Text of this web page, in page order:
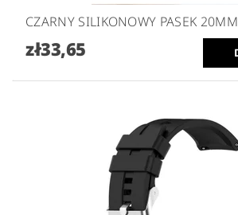
CZARNY SILIKONOWY PASEK 20MM
zł33,65